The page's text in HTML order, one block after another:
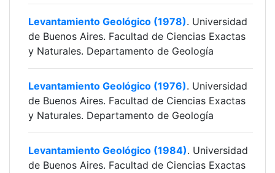
Levantamiento Geológico (1978). Universidad
de Buenos Aires. Facultad de Ciencias Exactas
y Naturales. Departamento de Geología
Levantamiento Geológico (1976). Universidad
de Buenos Aires. Facultad de Ciencias Exactas
y Naturales. Departamento de Geología
Levantamiento Geológico (1984). Universidad
de Buenos Aires. Facultad de Ciencias Exactas